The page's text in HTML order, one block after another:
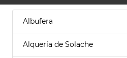
Albufera
Alquería de Solache